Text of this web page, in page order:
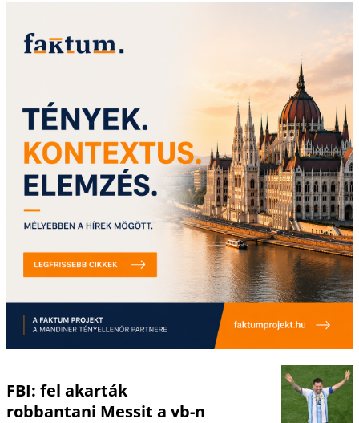
FBI: fel akarták
robbantani Messit a vb-n